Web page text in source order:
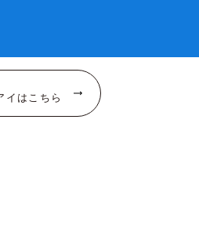
イはこちら